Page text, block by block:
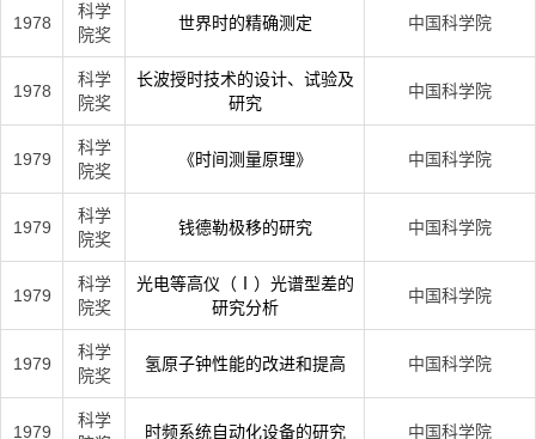
1978
科学
院奖
世界时的精确测定 中国科学院
1978
科学
院奖
长波授时技术的设计、试验及
研究
中国科学院
1979
科学
院奖
《时间测量原理》 中国科学院
1979
科学
院奖
钱德勒极移的研究 中国科学院
1979
科学
院奖
光电等高仪（Ⅰ）光谱型差的
研究分析
中国科学院
1979
科学
院奖
氢原子钟性能的改进和提高 中国科学院
1979
科学
时频系统自动化设备的研究 中国科学院